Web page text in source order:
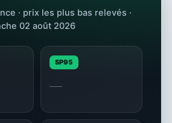
· prix les plus bas relevés ·
02 août 2026
SP95
—